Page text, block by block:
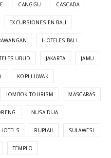
CANGGU CASCADA
EXCURSIONES EN BALI
HOTELES BALI
UBUD JAKARTA JAMU
KOPI LUWAK
LOMBOK TOURISM MASCARAS
NUSA DUA
RUPIAH SULAWESI
TEMPLO